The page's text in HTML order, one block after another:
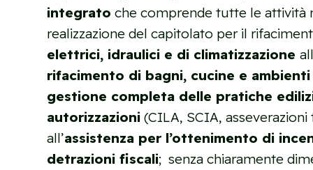
integrato che comprende tutte le attività
realizzazione del capitolato per il
elettrici, idraulici e di climatizzazione
rifacimento di bagni, cucine e
gestione completa delle pratiche
autorizzazioni (CILA, SCIA,
all’assistenza per l’ottenimento di
detrazioni fiscali; senza chiaramente